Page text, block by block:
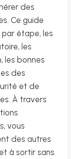
des
Ce guide
étape, les
les
les bonnes
des
et de
À travers
vous
des autres
à sortir sans